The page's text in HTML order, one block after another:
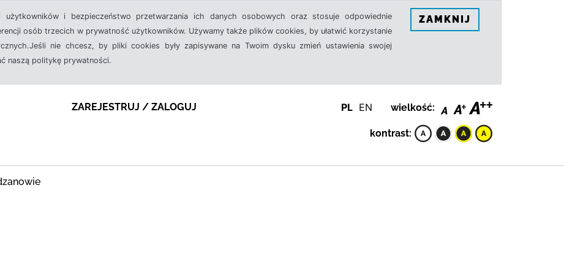
i bezpieczeństwo przetwarzania ich danych osobowych oraz stosuje odpowiednie
osób trzecich w prywatność użytkowników. Używamy także plików cookies, by ułatwić korzystanie
nie chcesz, by pliki cookies były zapisywane na Twoim dysku zmień ustawienia swojej
naszą politykę prywatności.
ZAMKNIJ
ZAREJESTRUJ / ZALOGUJ PL EN wielkość:
kontrast: